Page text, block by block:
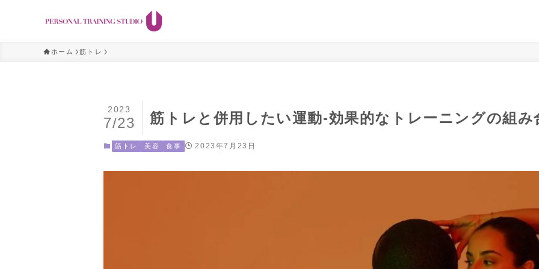
ホーム 筋トレ
筋トレと併用したい運動-効果的なトレーニングの組み
2023
7/23
筋トレ 美容 食事 2023年7月23日